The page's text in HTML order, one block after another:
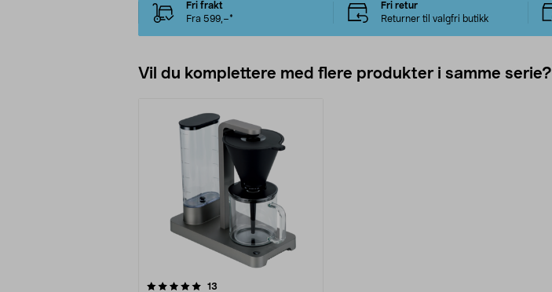
Fri frakt
Fra 599,–*
Fri retur
Returner til valgfri butikk
Vil du komplettere med flere produkter i samme serie?
13